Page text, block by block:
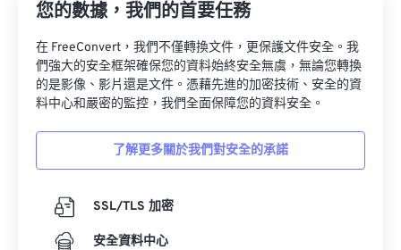
您的數據，我們的首要任務
在 FreeConvert，我們不僅轉換文件，更保護文件安全。我
們強大的安全框架確保您的資料始終安全無虞，無論您轉換
的是影像、影片還是文件。憑藉先進的加密技術、安全的資
料中心和嚴密的監控，我們全面保障您的資料安全。
了解更多關於我們對安全的承諾
SSL/TLS 加密
安全資料中心